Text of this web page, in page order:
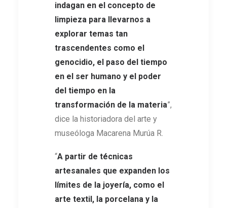
indagan en el concepto de
limpieza para llevarnos a
explorar temas tan
trascendentes como el
genocidio, el paso del tiempo
en el ser humano y el poder
del tiempo en la
transformación de la materia”,
dice la historiadora del arte y
museóloga Macarena Murúa R.
“A partir de técnicas
artesanales que expanden los
límites de la joyería, como el
arte textil, la porcelana y la